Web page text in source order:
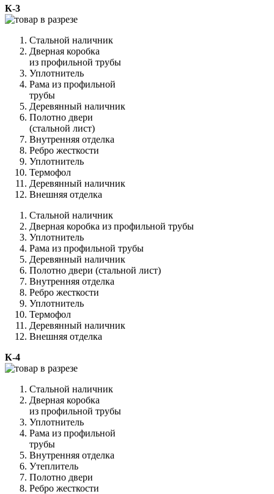
К-3
Стальной наличник
Дверная коробка
из профильной трубы
Уплотнитель
Рама из профильной
трубы
Деревянный наличник
Полотно двери
(стальной лист)
Внутренняя отделка
Ребро жесткости
Уплотнитель
Термофол
Деревянный наличник
Внешняя отделка
Стальной наличник
Дверная коробка из профильной трубы
Уплотнитель
Рама из профильной трубы
Деревянный наличник
Полотно двери (стальной лист)
Внутренняя отделка
Ребро жесткости
Уплотнитель
Термофол
Деревянный наличник
Внешняя отделка
К-4
Стальной наличник
Дверная коробка
из профильной трубы
Уплотнитель
Рама из профильной
трубы
Внутренняя отделка
Утеплитель
Полотно двери
Ребро жесткости